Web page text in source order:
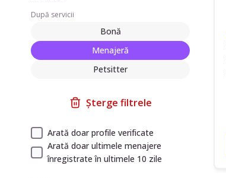
După servicii
Bonă
Menajeră
Petsitter
Șterge filtrele
Arată doar profile verificate
Arată doar ultimele menajere
înregistrate în ultimele 10 zile